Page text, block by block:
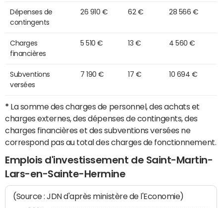
Dépenses de
contingents
26 910 € 62 € 28 566 €
Charges
financières
5 510 € 13 € 4 560 €
Subventions
versées
7 190 € 17 € 10 694 €
* La somme des charges de personnel, des achats et
charges externes, des dépenses de contingents, des
charges financières et des subventions versées ne
correspond pas au total des charges de fonctionnement.
Emplois d'investissement de Saint-Martin-
Lars-en-Sainte-Hermine
(Source : JDN d'après ministère de l'Economie)